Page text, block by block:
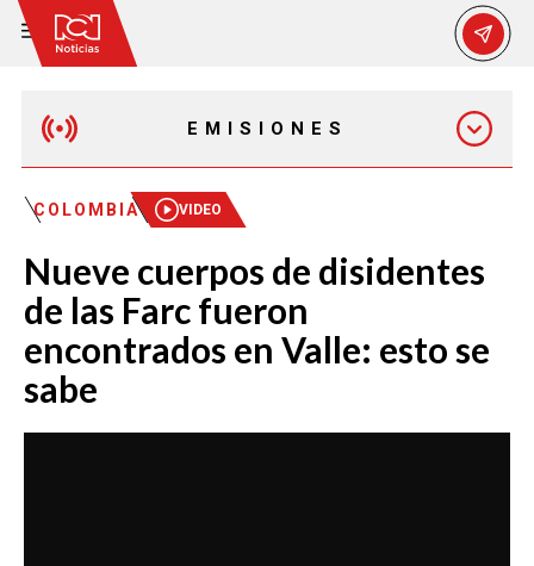
EMISIONES
EMISIÓN 12:30 PM
EMISIÓN 7:00 PM
COLOMBIA VIDEO
Nueve cuerpos de disidentes
de las Farc fueron
encontrados en Valle: esto se
sabe